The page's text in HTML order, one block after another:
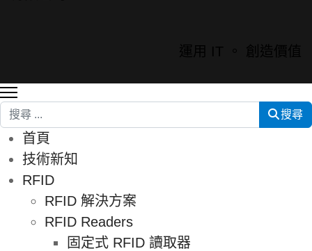
搜尋 搜尋
首頁
技術新知
RFID
RFID 解決方案
RFID Readers
固定式 RFID 讀取器